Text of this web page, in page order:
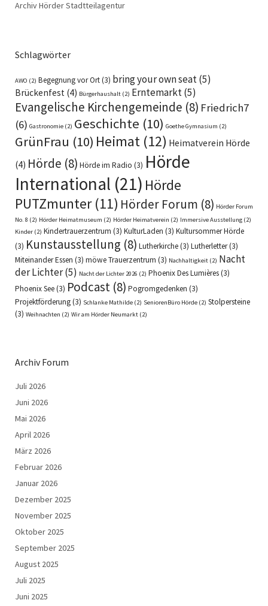
Archiv Hörder Stadtteilagentur
Schlagwörter
AWO (2) Begegnung vor Ort(3) bring your own seat(5)
Brückenfest (4) Bürgerhaushalt (2) Erntemarkt(5)
Evangelische Kirchengemeinde (8) Friedrich7
(6) Gastronomie (2) Geschichte (10) Goethe Gymnasium (2)
GrünFrau (10) Heimat (12) Heimatverein Hörde
(4) Hörde (8) Hörde im Radio (3) Hörde
International (21) Hörde
PUTZmunter(11) Hörder Forum (8) Hörder Forum
No. 8 (2) Hörder Heimatmuseum (2) Hörder Heimatverein (2) Immersive Ausstellung (2)
Kinder (2) Kindertrauerzentrum (3) KulturLaden (3) Kultursommer Hörde
(3) Kunstausstellung (8) Lutherkirche(3) Lutherletter(3)
Miteinander Essen (3) möwe Trauerzentrum (3) Nachhaltigkeit (2) Nacht
der Lichter(5) Nacht der Lichter 2026 (2) Phoenix Des Lumières(3)
Phoenix See(3) Podcast (8) Pogromgedenken (3)
Projektförderung(3) Schlanke Mathilde (2) SeniorenBüro Hörde (2) Stolpersteine
(3) Weihnachten (2) Wir am Hörder Neumarkt (2)
Archiv Forum
Juli 2026
Juni 2026
Mai 2026
April 2026
März 2026
Februar 2026
Januar 2026
Dezember 2025
November 2025
Oktober 2025
September 2025
August 2025
Juli 2025
Juni 2025